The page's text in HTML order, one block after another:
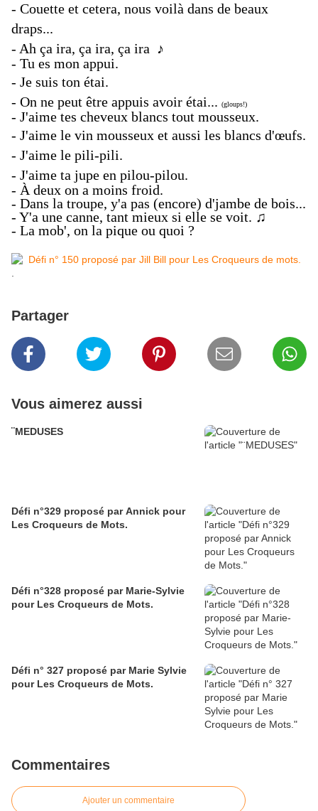
- Couette et cetera, nous voilà dans de beaux
draps...
- Ah ça ira, ça ira, ça ira ♪
- Tu es mon appui.
- Je suis ton étai.
- On ne peut être appuis avoir étai... (gloups!)
- J'aime tes cheveux blancs tout mousseux.
- J'aime le vin mousseux et aussi les blancs d'œufs.
- J'aime le pili-pili.
- J'aime ta jupe en pilou-pilou.
- À deux on a moins froid.
- Dans la troupe, y'a pas (encore) d'jambe de bois...
- Y'a une canne, tant mieux si elle se voit. ♫
- La mob', on la pique ou quoi ?
Partager
Vous aimerez aussi
¨MEDUSES
Défi n°329 proposé par Annick pour
Les Croqueurs de Mots.
Défi n°328 proposé par Marie-Sylvie
pour Les Croqueurs de Mots.
Défi n° 327 proposé par Marie Sylvie
pour Les Croqueurs de Mots.
Commentaires
Ajouter un commentaire